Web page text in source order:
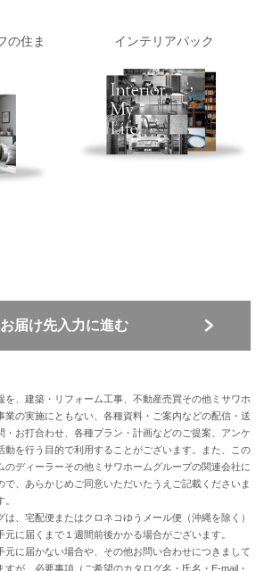
の住ま
インテリアパック
お届け先入力に進む
を、建築・リフォーム工事、不動産売買その他ミサワホ
業の実施にともない、各種資料・ご案内などの配信・送
・お打合わせ、各種プラン・計画などのご提案、アンケ
動を行う目的で利用することがございます。また、この
のディーラーその他ミサワホームグループの関連会社に
で、あらかじめご同意いただいたうえご記載くださいま
、宅配便またはクロネコゆうメール便（沖縄を除く）
に届くまで１週間前後かかる場合がございます。
に届かない場合や、その他お問い合わせにつきまして
が、必要事項（ご希望のカタログ名・氏名・E-mail・